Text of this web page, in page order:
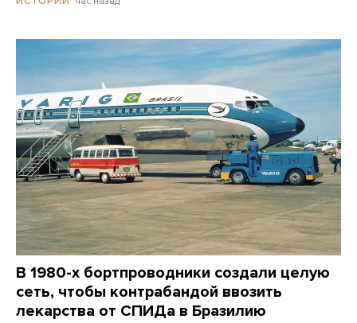
В 1980-х бортпроводники создали целую
сеть, чтобы контрабандой ввозить
лекарства от СПИДа в Бразилию